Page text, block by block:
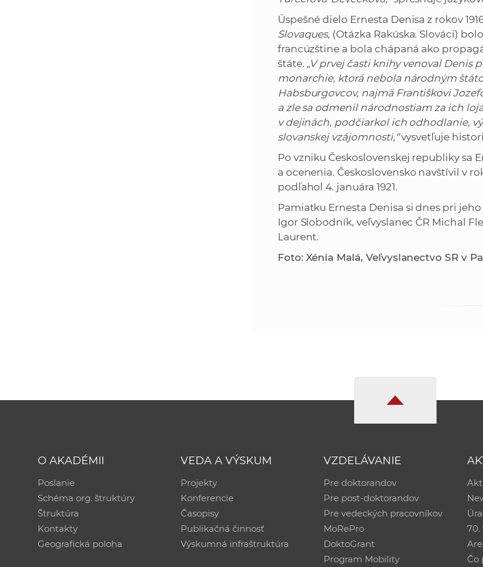
Úspešné dielo Ernesta Denisa z rokov 1916
Slovaques, (Otázka Rakúska. Slováci)
francúzštine a bola chápaná ako
štáte. „V prvej časti knihy venoval Denis
monarchie, ktorá nebola národným
Habsburgovcov, najmä Františkovi
a zle sa odmenil národnostiam za ich
v dejinách, podčiarkol ich odhodlanie,
slovanskej vzájomnosti,“vysvetľuje
Po vzniku Československej republiky sa
a ocenenia. Československo navštívil v
podľahol 4. januára 1921.
Pamiatku Ernesta Denisa si dnes pri
Igor Slobodník, veľvyslanec ČR Michal
Laurent.
Foto: Xénia Malá, Veľvyslanectvo SR v
O AKADÉMII
Poslanie
Schéma org. štruktúry
Štruktúra
Kontakty
Geografická poloha
VEDA A VÝSKUM
Projekty
Konferencie
Časopisy
Publikačná činnosť
Výskumná infraštruktúra
VZDELÁVANIE
Pre doktorandov
Pre post-doktorandov
Pre vedeckých pracovníkov
MoRePro
DoktoGrant
Program Mobility
70.
Čo